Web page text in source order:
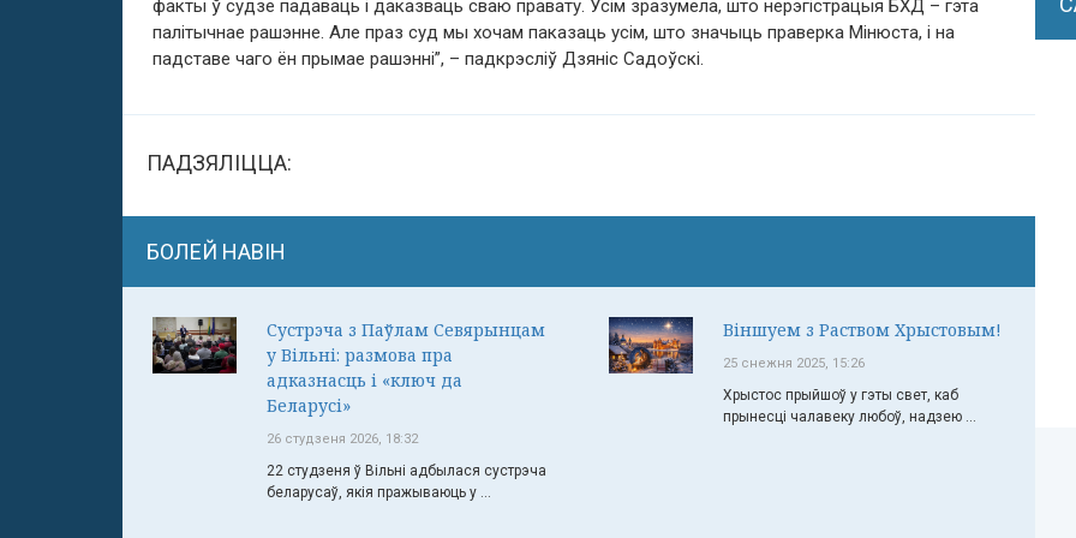
факты ў судзе падаваць і даказваць сваю правату. Усім зразумела, што нерэгістрацыя БХД – гэта
палітычнае рашэнне. Але праз суд мы хочам паказаць усім, што значыць праверка Мінюста, і на
падставе чаго ён прымае рашэнні”, – падкрэсліў Дзяніс Садоўскі.
ПАДЗЯЛІЦЦА:
БОЛЕЙ НАВІН
Сустрэча з Паўлам Севярынцам
у Вільні: размова пра
адказнасць і «ключ да
Беларусі»
26 студзеня 2026, 18:32
22 студзеня ў Вільні адбылася сустрэча
беларусаў, якія пражываюць у ...
Віншуем з Раством Хрыстовым!
25 снежня 2025, 15:26
Хрыстос прыйшоў у гэты свет, каб
прынесці чалавеку любоў, надзею ...